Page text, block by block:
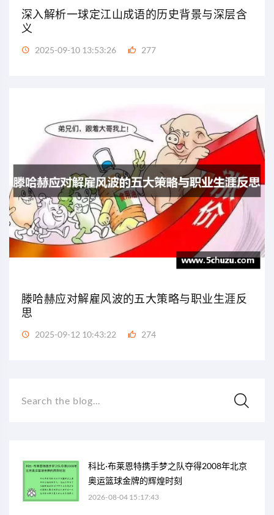
深入解析一球定江山成语的历史背景与深层含
义
2025-09-10 13:53:26 277
滕哈赫应对解雇风波的五大策略与职业生涯反
思
2025-09-12 10:43:22 274
Search the blog...
科比·布莱恩特携手梦之队夺得2008年北京
奥运篮球金牌的辉煌时刻
2026-08-04 15:17:43